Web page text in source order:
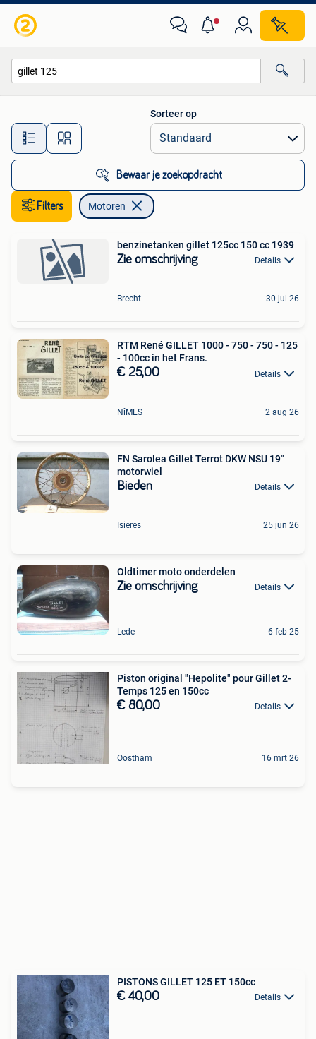
Alle afstanden…
Sorteer op
Bewaar je zoekopdracht
Filters Motoren
benzinetanken gillet 125cc 150 cc 1939
Zie omschrijving Details
Brecht 30 jul 26
RTM René GILLET 1000 - 750 - 750 - 125
- 100cc in het Frans.
€ 25,00 Details
NîMES 2 aug 26
FN Sarolea Gillet Terrot DKW NSU 19"
motorwiel
Bieden Details
Isieres 25 jun 26
Oldtimer moto onderdelen
Zie omschrijving Details
Lede 6 feb 25
Piston original "Hepolite" pour Gillet 2-
Temps 125 en 150cc
€ 80,00 Details
Oostham 16 mrt 26
PISTONS GILLET 125 ET 150cc
€ 40,00 Details